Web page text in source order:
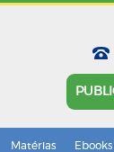
Matérias Ebooks